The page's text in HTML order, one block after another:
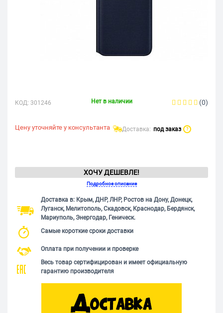
КОД: 301246 Нет в наличии (0)
Цену уточняйте у консультанта Доставка: под заказ ?
ХОЧУ ДЕШЕВЛЕ!
Подробное описание
Доставка в: Крым, ДНР, ЛНР, Ростов на Дону, Донецк,
Луганск, Мелитополь, Скадовск, Краснодар, Бердянск,
Мариуполь, Энергодар, Геническ.
Самые короткие сроки доставки
Оплата при получении и проверке
Весь товар сертифицирован и имеет официальную
гарантию производителя